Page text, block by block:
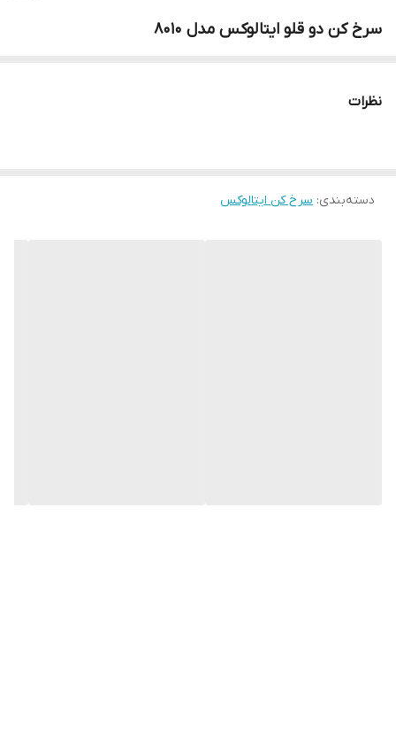
سرخ کن دو قلو ایتالوکس مدل 8010
نظرات
دسته‌بندی: سرخ کن ایتالوکس